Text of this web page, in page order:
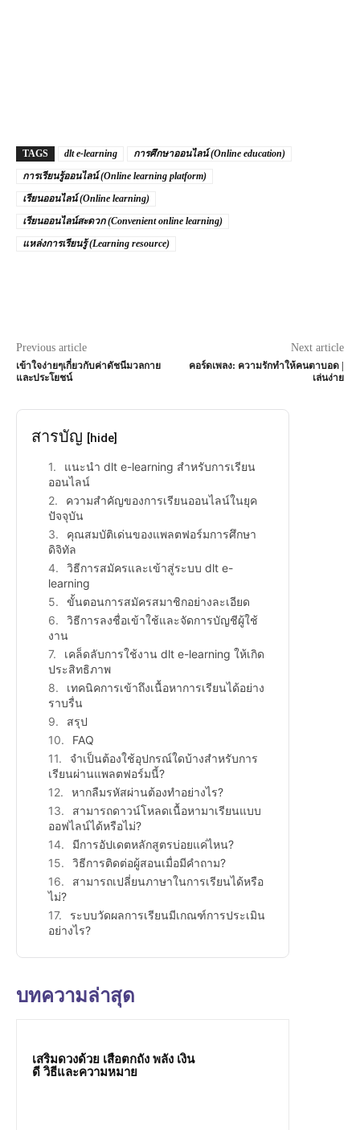
TAGS dlt e-learning
การศึกษาออนไลน์ (Online education)
การเรียนรู้ออนไลน์ (Online learning platform)
เรียนออนไลน์ (Online learning)
เรียนออนไลน์สะดวก (Convenient online learning)
แหล่งการเรียนรู้ (Learning resource)
Previous article
เข้าใจง่ายๆเกี่ยวกับค่าดัชนีมวลกาย
และประโยชน์
Next article
คอร์ดเพลง: ความรักทำให้คนตาบอด |
เล่นง่าย
สารบัญ [hide]
แนะนำ dlt e-learning สำหรับการเรียน
ออนไลน์
ความสำคัญของการเรียนออนไลน์ในยุค
ปัจจุบัน
คุณสมบัติเด่นของแพลตฟอร์มการศึกษา
ดิจิทัล
วิธีการสมัครและเข้าสู่ระบบ dlt e-
learning
ขั้นตอนการสมัครสมาชิกอย่างละเอียด
วิธีการลงชื่อเข้าใช้และจัดการบัญชีผู้ใช้
งาน
เคล็ดลับการใช้งาน dlt e-learning ให้เกิด
ประสิทธิภาพ
เทคนิคการเข้าถึงเนื้อหาการเรียนได้อย่าง
ราบรื่น
สรุป
FAQ
จำเป็นต้องใช้อุปกรณ์ใดบ้างสำหรับการ
เรียนผ่านแพลตฟอร์มนี้?
หากลืมรหัสผ่านต้องทำอย่างไร?
สามารถดาวน์โหลดเนื้อหามาเรียนแบบ
ออฟไลน์ได้หรือไม่?
มีการอัปเดตหลักสูตรบ่อยแค่ไหน?
วิธีการติดต่อผู้สอนเมื่อมีคำถาม?
สามารถเปลี่ยนภาษาในการเรียนได้หรือ
ไม่?
ระบบวัดผลการเรียนมีเกณฑ์การประเมิน
อย่างไร?
บทความล่าสุด
เสริมดวงด้วย เสือตกถัง พลัง เงิน
ดี วิธีและความหมาย